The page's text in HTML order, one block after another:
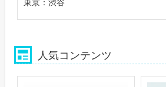
東京：渋谷
人気コンテンツ